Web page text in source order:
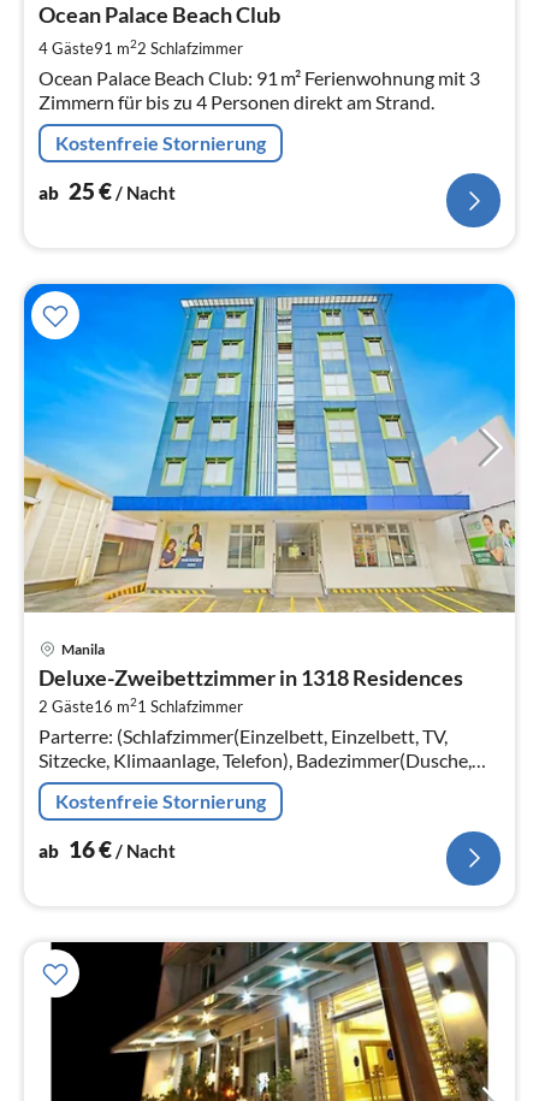
Ocean Palace Beach Club
4 Gäste91 m22 Schlafzimmer
Ocean Palace Beach Club: 91 m² Ferienwohnung mit 3
Zimmern für bis zu 4 Personen direkt am Strand.
Kostenfreie Stornierung
ab 25€/ Nacht
Manila
Deluxe-Zweibettzimmer in 1318 Residences
2 Gäste16 m21 Schlafzimmer
Parterre: (Schlafzimmer(Einzelbett, Einzelbett, TV,
Sitzecke, Klimaanlage, Telefon), Badezimmer(Dusche,
Kostenfreie Stornierung
ab 16€/ Nacht